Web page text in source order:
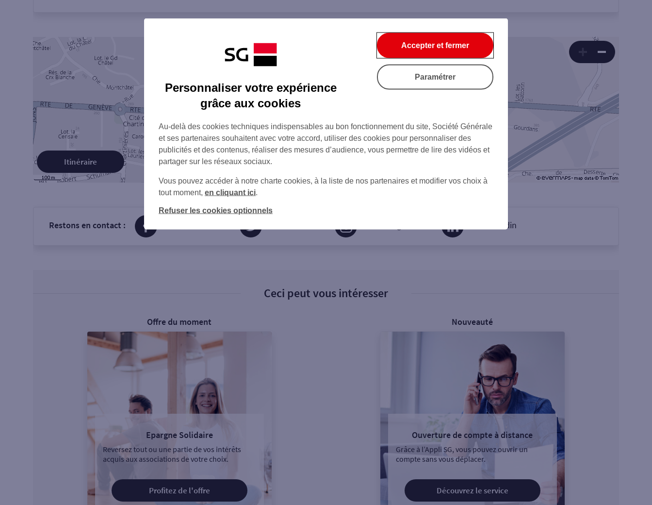
Itinéraire
Restons en contact : sur Linkedin
Ceci peut vous intéresser
Offre du moment
Epargne Solidaire
Reversez tout ou une partie de vos intérêts
acquis aux associations de votre choix.
Profitez de l'offre
Nouveauté
Ouverture de compte à distance
Grâce à l’Appli SG, vous pouvez ouvrir un
compte sans vous déplacer.
Découvrez le service
Personnaliser votre expérience
grâce aux cookies
Au-delà des cookies techniques indispensables au bon fonctionnement du site, Société Générale
et ses partenaires souhaitent avec votre accord, utiliser des cookies pour personnaliser des
publicités et des contenus, réaliser des mesures d’audience, vous permettre de lire des vidéos et
partager sur les réseaux sociaux.
Vous pouvez accéder à notre charte cookies, à la liste de nos partenaires et modifier vos choix à
tout moment, en cliquant ici
Refuser les cookies optionnels
Accepter et fermer
Paramétrer